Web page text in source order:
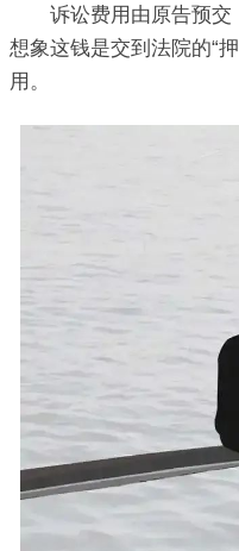
诉讼费用由原告预交
想象这钱是交到法院的“
用。